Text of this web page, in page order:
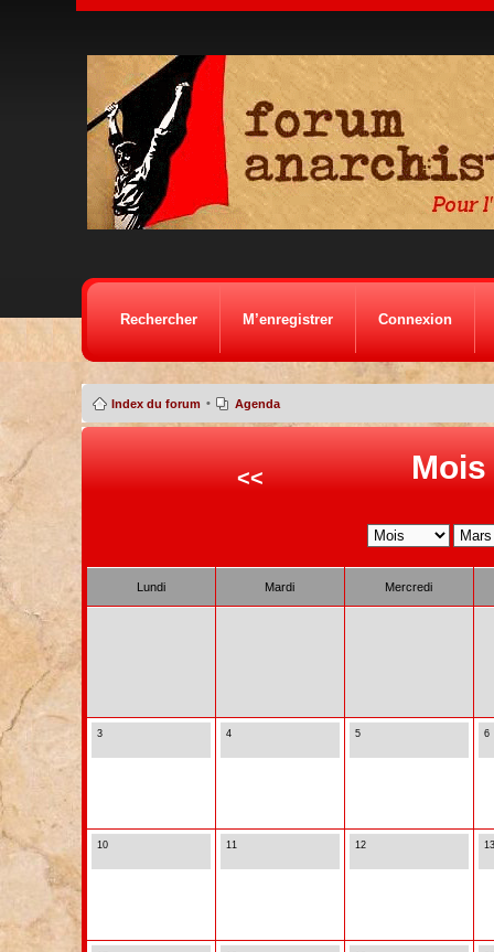
Rechercher M’enregistrer Connexion
Index du forum • Agenda
<< Mois
Lundi Mardi Mercredi
3 4 5 6
10 11 12 13